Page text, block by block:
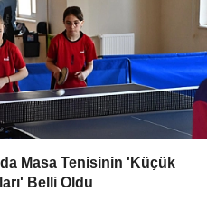
Masa Tenisinin 'Küçük
Belli Oldu